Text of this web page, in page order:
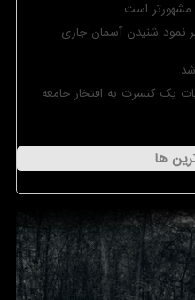
است
نمود شنیدن آسمان جاری
یک کنسرت به افتخار جامعه
ها